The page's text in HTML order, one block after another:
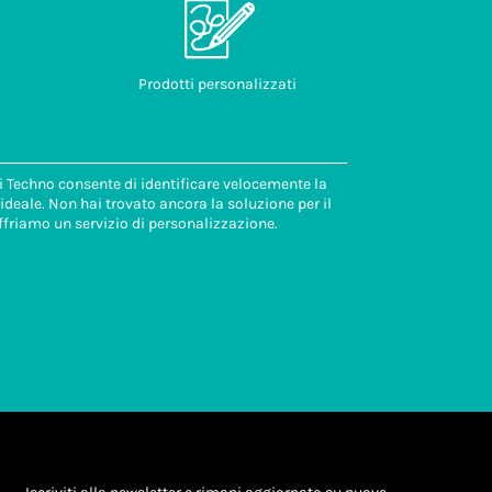
Prodotti personalizzati
consente di identificare velocemente la
Non hai trovato ancora la soluzione per il
un servizio di personalizzazione.